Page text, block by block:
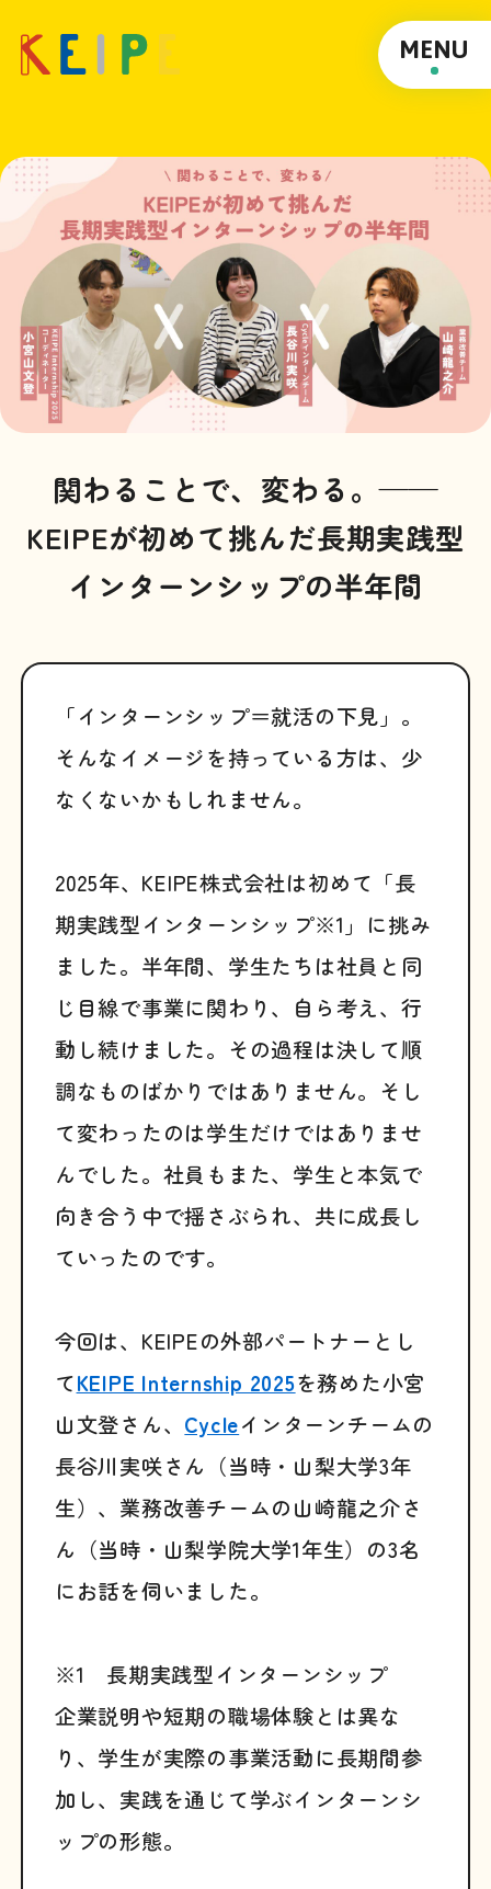
MENU
関わることで、変わる。——
KEIPEが初めて挑んだ長期実践型
インターンシップの半年間
「インターンシップ＝就活の下見」。
そんなイメージを持っている方は、少
なくないかもしれません。
2025年、KEIPE株式会社は初めて「長
期実践型インターンシップ※1」に挑み
ました。半年間、学生たちは社員と同
じ目線で事業に関わり、自ら考え、行
動し続けました。その過程は決して順
調なものばかりではありません。そし
て変わったのは学生だけではありませ
んでした。社員もまた、学生と本気で
向き合う中で揺さぶられ、共に成長し
ていったのです。
今回は、KEIPEの外部パートナーとし
てKEIPE Internship 2025を務めた小宮
山文登さん、 Cycleインターンチームの
長谷川実咲さん（当時・山梨大学3年
生）、業務改善チームの山崎龍之介さ
ん（当時・山梨学院大学1年生）の3名
にお話を伺いました。
※1 長期実践型インターンシップ
企業説明や短期の職場体験とは異な
り、学生が実際の事業活動に長期間参
加し、実践を通じて学ぶインターンシ
ップの形態。